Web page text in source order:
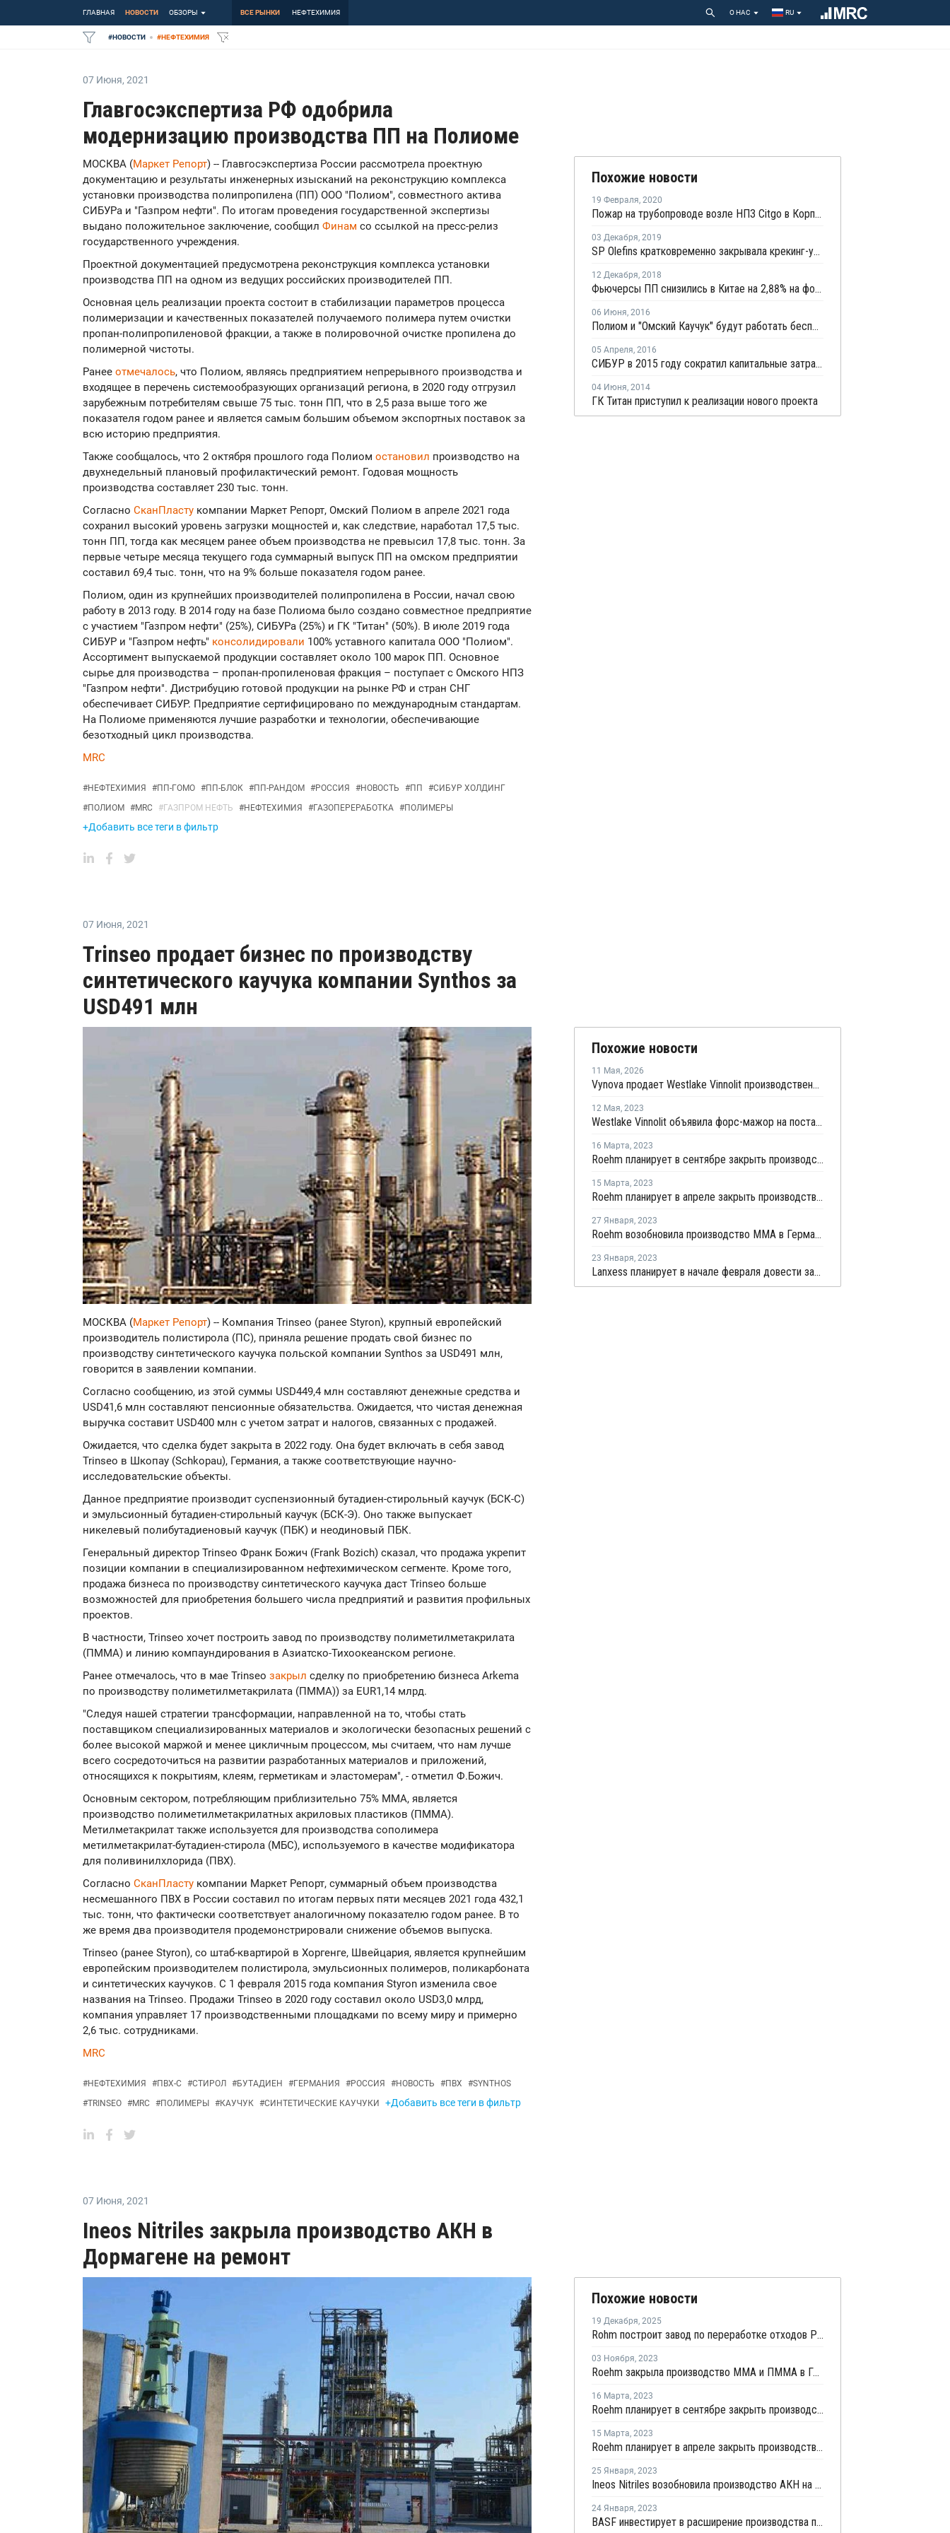
ГЛАВНАЯ НОВОСТИ ОБЗОРЫ ВСЕ РЫНКИ НЕФТЕХИМИЯ О НАС RU
#НОВОСТИ #НЕФТЕХИМИЯ
07 Июня, 2021
Главгосэкспертиза РФ одобрила
модернизацию производства ПП на Полиоме
МОСКВА (Маркет Репорт) -- Главгосэкспертиза России рассмотрела проектную
документацию и результаты инженерных изысканий на реконструкцию комплекса
установки производства полипропилена (ПП) ООО "Полиом", совместного актива
СИБУРа и "Газпром нефти". По итогам проведения государственной экспертизы
выдано положительное заключение, сообщил Финам со ссылкой на пресс-релиз
государственного учреждения.
Проектной документацией предусмотрена реконструкция комплекса установки
производства ПП на одном из ведущих российских производителей ПП.
Основная цель реализации проекта состоит в стабилизации параметров процесса
полимеризации и качественных показателей получаемого полимера путем очистки
пропан-полипропиленовой фракции, а также в полировочной очистке пропилена до
полимерной чистоты.
Ранее отмечалось, что Полиом, являясь предприятием непрерывного производства и
входящее в перечень системообразующих организаций региона, в 2020 году отгрузил
зарубежным потребителям свыше 75 тыс. тонн ПП, что в 2,5 раза выше того же
показателя годом ранее и является самым большим объемом экспортных поставок за
всю историю предприятия.
Также сообщалось, что 2 октября прошлого года Полиом остановил производство на
двухнедельный плановый профилактический ремонт. Годовая мощность
производства составляет 230 тыс. тонн.
Согласно СканПласту компании Маркет Репорт, Омский Полиом в апреле 2021 года
сохранил высокий уровень загрузки мощностей и, как следствие, наработал 17,5 тыс.
тонн ПП, тогда как месяцем ранее объем производства не превысил 17,8 тыс. тонн. За
первые четыре месяца текущего года суммарный выпуск ПП на омском предприятии
составил 69,4 тыс. тонн, что на 9% больше показателя годом ранее.
Полиом, один из крупнейших производителей полипропилена в России, начал свою
работу в 2013 году. В 2014 году на базе Полиома было создано совместное предприятие
с участием "Газпром нефти" (25%), СИБУРа (25%) и ГК "Титан" (50%). В июле 2019 года
СИБУР и "Газпром нефть" консолидировали 100% уставного капитала ООО "Полиом".
Ассортимент выпускаемой продукции составляет около 100 марок ПП. Основное
сырье для производства – пропан-пропиленовая фракция – поступает с Омского НПЗ
"Газпром нефти". Дистрибуцию готовой продукции на рынке РФ и стран СНГ
обеспечивает СИБУР. Предприятие сертифицировано по международным стандартам.
На Полиоме применяются лучшие разработки и технологии, обеспечивающие
безотходный цикл производства.
MRC
#НЕФТЕХИМИЯ #ПП-ГОМО #ПП-БЛОК #ПП-РАНДОМ #РОССИЯ #НОВОСТЬ #ПП #СИБУР ХОЛДИНГ
#ПОЛИОМ #MRC #ГАЗПРОМ НЕФТЬ #НЕФТЕХИМИЯ #ГАЗОПЕРЕРАБОТКА #ПОЛИМЕРЫ
+Добавить все теги в фильтр
Похожие новости
19 Февраля, 2020
Пожар на трубопроводе возле НПЗ Citgo в Корпус-Кристи потушен
03 Декабря, 2019
SP Olefins кратковременно закрывала крекинг-установку в Китае из-за технических проблем
12 Декабря, 2018
Фьючерсы ПП снизились в Китае на 2,88% на фоне падения котировок метанола
06 Июня, 2016
Полиом и "Омский Каучук" будут работать бесперебойно с пуском системы резервного топливоснабжения
05 Апреля, 2016
СИБУР в 2015 году сократил капитальные затраты на 9%
04 Июня, 2014
ГК Титан приступил к реализации нового проекта
07 Июня, 2021
Trinseo продает бизнес по производству
синтетического каучука компании Synthos за
USD491 млн
МОСКВА (Маркет Репорт) -- Компания Trinseo (ранее Styron), крупный европейский
производитель полистирола (ПС), приняла решение продать свой бизнес по
производству синтетического каучука польской компании Synthos за USD491 млн,
говорится в заявлении компании.
Согласно сообщению, из этой суммы USD449,4 млн составляют денежные средства и
USD41,6 млн составляют пенсионные обязательства. Ожидается, что чистая денежная
выручка составит USD400 млн с учетом затрат и налогов, связанных с продажей.
Ожидается, что сделка будет закрыта в 2022 году. Она будет включать в себя завод
Trinseo в Шкопау (Schkopau), Германия, а также соответствующие научно-
исследовательские объекты.
Данное предприятие производит суспензионный бутадиен-стирольный каучук (БСК-С)
и эмульсионный бутадиен-стирольный каучук (БСК-Э). Оно также выпускает
никелевый полибутадиеновый каучук (ПБК) и неодиновый ПБК.
Генеральный директор Trinseo Франк Божич (Frank Bozich) сказал, что продажа укрепит
позиции компании в специализированном нефтехимическом сегменте. Кроме того,
продажа бизнеса по производству синтетического каучука даст Trinseo больше
возможностей для приобретения большего числа предприятий и развития профильных
проектов.
В частности, Trinseo хочет построить завод по производству полиметилметакрилата
(ПММА) и линию компаундирования в Азиатско-Тихоокеанском регионе.
Ранее отмечалось, что в мае Trinseo закрыл сделку по приобретению бизнеса Arkema
по производству полиметилметакрилата (ПММА)) за EUR1,14 млрд.
"Следуя нашей стратегии трансформации, направленной на то, чтобы стать
поставщиком специализированных материалов и экологически безопасных решений с
более высокой маржой и менее цикличным процессом, мы считаем, что нам лучше
всего сосредоточиться на развитии разработанных материалов и приложений,
относящихся к покрытиям, клеям, герметикам и эластомерам", - отметил Ф.Божич.
Основным сектором, потребляющим приблизительно 75% ММА, является
производство полиметилметакрилатных акриловых пластиков (ПММА).
Метилметакрилат также используется для производства сополимера
метилметакрилат-бутадиен-стирола (МБС), используемого в качестве модификатора
для поливинилхлорида (ПВХ).
Согласно СканПласту компании Маркет Репорт, суммарный объем производства
несмешанного ПВХ в России составил по итогам первых пяти месяцев 2021 года 432,1
тыс. тонн, что фактически соответствует аналогичному показателю годом ранее. В то
же время два производителя продемонстрировали снижение объемов выпуска.
Trinseo (ранее Styron), со штаб-квартирой в Хоргенге, Швейцария, является крупнейшим
европейским производителем полистирола, эмульсионных полимеров, поликарбоната
и синтетических каучуков. С 1 февраля 2015 года компания Styron изменила свое
названия на Trinseo. Продажи Trinseo в 2020 году составил около USD3,0 млрд,
компания управляет 17 производственными площадками по всему миру и примерно
2,6 тыс. сотрудниками.
MRC
#НЕФТЕХИМИЯ #ПВХ-С #СТИРОЛ #БУТАДИЕН #ГЕРМАНИЯ #РОССИЯ #НОВОСТЬ #ПВХ #SYNTHOS
#TRINSEO #MRC #ПОЛИМЕРЫ #КАУЧУК #СИНТЕТИЧЕСКИЕ КАУЧУКИ +Добавить все теги в фильтр
Похожие новости
11 Мая, 2026
Vynova продает Westlake Vinnolit производственную площадку по выпуску ВХМ и ПВХ в Германии
12 Мая, 2023
Westlake Vinnolit объявила форс-мажор на поставки ПВХ в Германии
16 Марта, 2023
Roehm планирует в сентябре закрыть производство ММА в Германии
15 Марта, 2023
Roehm планирует в апреле закрыть производство ММА в Германии
27 Января, 2023
Roehm возобновила производство ММА в Германии
23 Января, 2023
Lanxess планирует в начале февраля довести загрузку мощностей на заводе фталевого ангидрида в Германии до 100%
07 Июня, 2021
Ineos Nitriles закрыла производство АКН в
Дормагене на ремонт
Похожие новости
19 Декабря, 2025
Rohm построит завод по переработке отходов PMMA
03 Ноября, 2023
Roehm закрыла производство ММА и ПММА в Германии из-за пожара
16 Марта, 2023
Roehm планирует в сентябре закрыть производство ММА в Германии
15 Марта, 2023
Roehm планирует в апреле закрыть производство ММА в Германии
25 Января, 2023
Ineos Nitriles возобновила производство АКН на линии №3 в Дормагене
24 Января, 2023
BASF инвестирует в расширение производства полимерных дисперсий в Индонезии